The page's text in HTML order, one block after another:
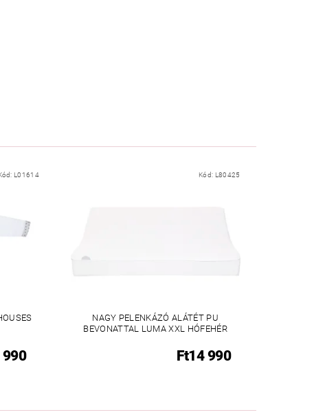
L01614
990
Kód: L80425
NAGY PELENKÁZÓ ALÁTÉT PU
BEVONATTAL LUMA XXL HÓFEHÉR
Ft14 990